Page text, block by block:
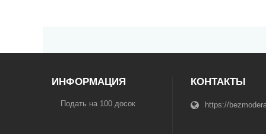
ИНФОРМАЦИЯ
Подать на 100 досок
КОНТАКТЫ
https://